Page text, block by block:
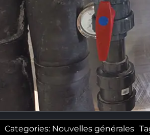
Categories: Nouvelles générales